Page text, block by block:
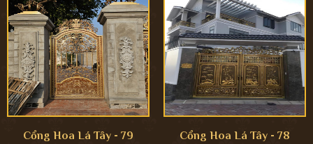
Cổng Hoa Lá Tây - 79 Cổng Hoa Lá Tây - 78